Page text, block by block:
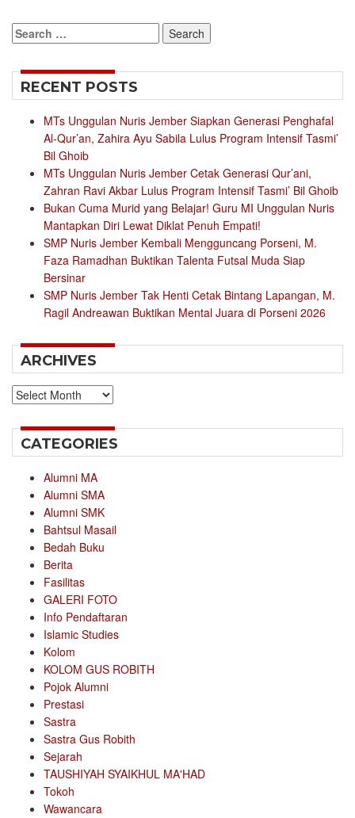
Search
for:
RECENT POSTS
MTs Unggulan Nuris Jember Siapkan Generasi Penghafal
Al-Qur’an, Zahira Ayu Sabila Lulus Program Intensif Tasmi’
Bil Ghoib
MTs Unggulan Nuris Jember Cetak Generasi Qur’ani,
Zahran Ravi Akbar Lulus Program Intensif Tasmi’ Bil Ghoib
Bukan Cuma Murid yang Belajar! Guru MI Unggulan Nuris
Mantapkan Diri Lewat Diklat Penuh Empati!
SMP Nuris Jember Kembali Mengguncang Porseni, M.
Faza Ramadhan Buktikan Talenta Futsal Muda Siap
Bersinar
SMP Nuris Jember Tak Henti Cetak Bintang Lapangan, M.
Ragil Andreawan Buktikan Mental Juara di Porseni 2026
ARCHIVES
Archives
CATEGORIES
Alumni MA
Alumni SMA
Alumni SMK
Bahtsul Masail
Bedah Buku
Berita
Fasilitas
GALERI FOTO
Info Pendaftaran
Islamic Studies
Kolom
KOLOM GUS ROBITH
Pojok Alumni
Prestasi
Sastra
Sastra Gus Robith
Sejarah
TAUSHIYAH SYAIKHUL MA'HAD
Tokoh
Wawancara